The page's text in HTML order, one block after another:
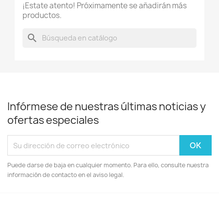
¡Estate atento! Próximamente se añadirán más
productos.
search
Infórmese de nuestras últimas noticias y
ofertas especiales
Puede darse de baja en cualquier momento. Para ello, consulte nuestra
información de contacto en el aviso legal.